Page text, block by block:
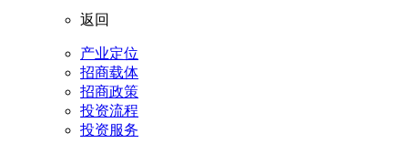
返回
产业定位
招商载体
招商政策
投资流程
投资服务